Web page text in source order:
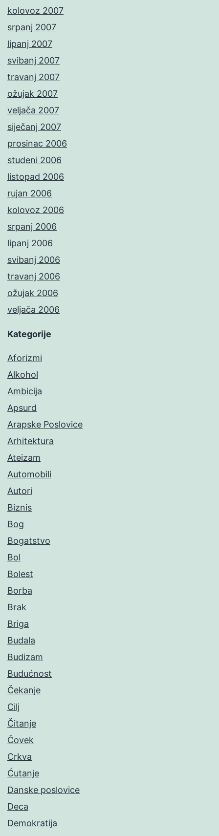
kolovoz 2007
srpanj 2007
lipanj 2007
svibanj 2007
travanj 2007
ožujak 2007
veljača 2007
siječanj 2007
prosinac 2006
studeni 2006
listopad 2006
rujan 2006
kolovoz 2006
srpanj 2006
lipanj 2006
svibanj 2006
travanj 2006
ožujak 2006
veljača 2006
Kategorije
Aforizmi
Alkohol
Ambicija
Apsurd
Arapske Poslovice
Arhitektura
Ateizam
Automobili
Autori
Biznis
Bog
Bogatstvo
Bol
Bolest
Borba
Brak
Briga
Budala
Budizam
Budućnost
Čekanje
Cilj
Čitanje
Čovek
Crkva
Ćutanje
Danske poslovice
Deca
Demokratija